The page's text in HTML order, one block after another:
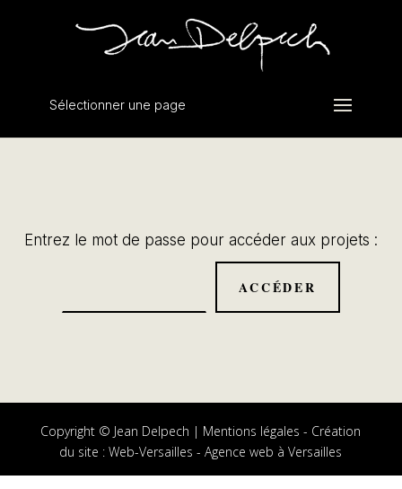
Sélectionner une page
Entrez le mot de passe pour accéder aux projets :
Copyright © Jean Delpech | Mentions légales - Création
du site :Web-Versailles - Agence web à Versailles